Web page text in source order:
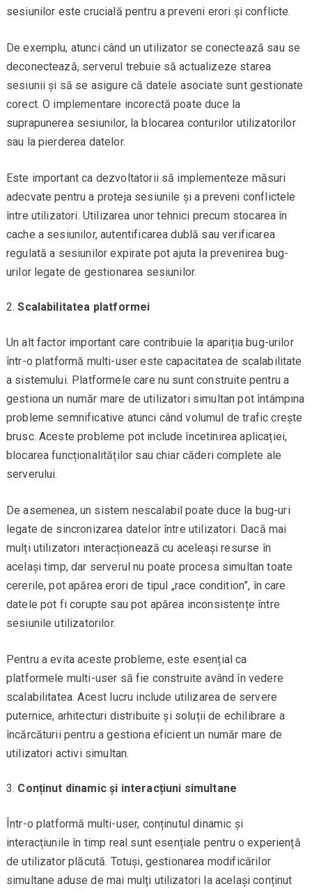
sesiunilor este crucială pentru a preveni erori și conflicte.
De exemplu, atunci când un utilizator se conectează sau se
deconectează, serverul trebuie să actualizeze starea
sesiunii și să se asigure că datele asociate sunt gestionate
corect. O implementare incorectă poate duce la
suprapunerea sesiunilor, la blocarea conturilor utilizatorilor
sau la pierderea datelor.
Este important ca dezvoltatorii să implementeze măsuri
adecvate pentru a proteja sesiunile și a preveni conflictele
între utilizatori. Utilizarea unor tehnici precum stocarea în
cache a sesiunilor, autentificarea dublă sau verificarea
regulată a sesiunilor expirate pot ajuta la prevenirea bug-
urilor legate de gestionarea sesiunilor.
Scalabilitatea platformei
Un alt factor important care contribuie la apariția bug-urilor
într-o platformă multi-user este capacitatea de scalabilitate
a sistemului. Platformele care nu sunt construite pentru a
gestiona un număr mare de utilizatori simultan pot întâmpina
probleme semnificative atunci când volumul de trafic crește
brusc. Aceste probleme pot include încetinirea aplicației,
blocarea funcționalităților sau chiar căderi complete ale
serverului.
De asemenea, un sistem nescalabil poate duce la bug-uri
legate de sincronizarea datelor între utilizatori. Dacă mai
mulți utilizatori interacționează cu aceleași resurse în
același timp, dar serverul nu poate procesa simultan toate
cererile, pot apărea erori de tipul „race condition”, în care
datele pot fi corupte sau pot apărea inconsistențe între
sesiunile utilizatorilor.
Pentru a evita aceste probleme, este esențial ca
platformele multi-user să fie construite având în vedere
scalabilitatea. Acest lucru include utilizarea de servere
puternice, arhitecturi distribuite și soluții de echilibrare a
încărcăturii pentru a gestiona eficient un număr mare de
utilizatori activi simultan.
Conținut dinamic și interacțiuni simultane
Într-o platformă multi-user, conținutul dinamic și
interacțiunile în timp real sunt esențiale pentru o experiență
de utilizator plăcută. Totuși, gestionarea modificărilor
simultane aduse de mai mulți utilizatori la același conținut